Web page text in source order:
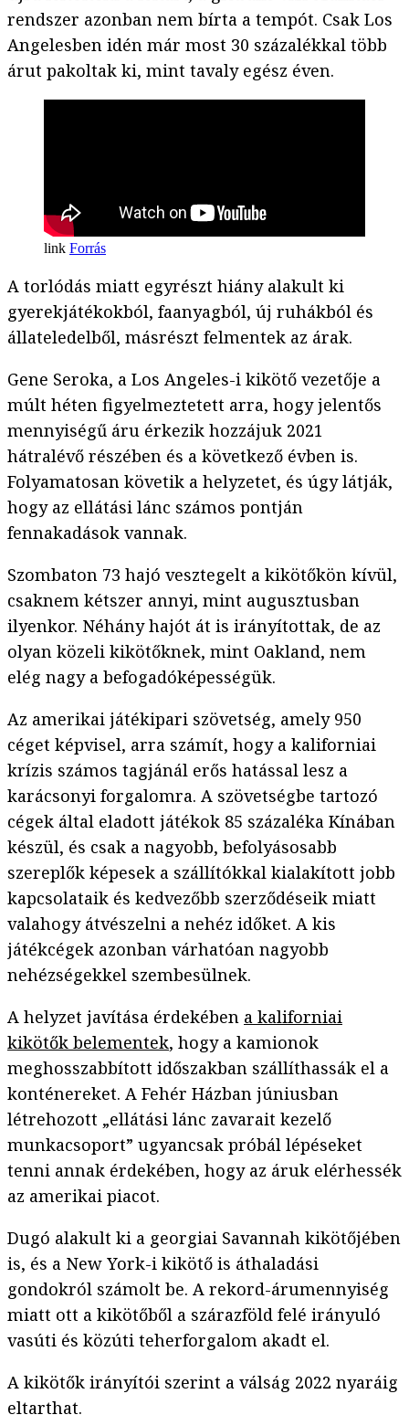
rendszer azonban nem bírta a tempót. Csak Los
Angelesben idén már most 30 százalékkal több
árut pakoltak ki, mint tavaly egész éven.
Forrás
A torlódás miatt egyrészt hiány alakult ki
gyerekjátékokból, faanyagból, új ruhákból és
állateledelből, másrészt felmentek az árak.
Gene Seroka, a Los Angeles-i kikötő vezetője a
múlt héten figyelmeztetett arra, hogy jelentős
mennyiségű áru érkezik hozzájuk 2021
hátralévő részében és a következő évben is.
Folyamatosan követik a helyzetet, és úgy látják,
hogy az ellátási lánc számos pontján
fennakadások vannak.
Szombaton 73 hajó vesztegelt a kikötőkön kívül,
csaknem kétszer annyi, mint augusztusban
ilyenkor. Néhány hajót át is irányítottak, de az
olyan közeli kikötőknek, mint Oakland, nem
elég nagy a befogadóképességük.
Az amerikai játékipari szövetség, amely 950
céget képvisel, arra számít, hogy a kaliforniai
krízis számos tagjánál erős hatással lesz a
karácsonyi forgalomra. A szövetségbe tartozó
cégek által eladott játékok 85 százaléka Kínában
készül, és csak a nagyobb, befolyásosabb
szereplők képesek a szállítókkal kialakított jobb
kapcsolataik és kedvezőbb szerződéseik miatt
valahogy átvészelni a nehéz időket. A kis
játékcégek azonban várhatóan nagyobb
nehézségekkel szembesülnek.
A helyzet javítása érdekében a kaliforniai
kikötők belementek, hogy a kamionok
meghosszabbított időszakban szállíthassák el a
konténereket. A Fehér Házban júniusban
létrehozott „ellátási lánc zavarait kezelő
munkacsoport” ugyancsak próbál lépéseket
tenni annak érdekében, hogy az áruk elérhessék
az amerikai piacot.
Dugó alakult ki a georgiai Savannah kikötőjében
is, és a New York-i kikötő is áthaladási
gondokról számolt be. A rekord-árumennyiség
miatt ott a kikötőből a szárazföld felé irányuló
vasúti és közúti teherforgalom akadt el.
A kikötők irányítói szerint a válság 2022 nyaráig
eltarthat.